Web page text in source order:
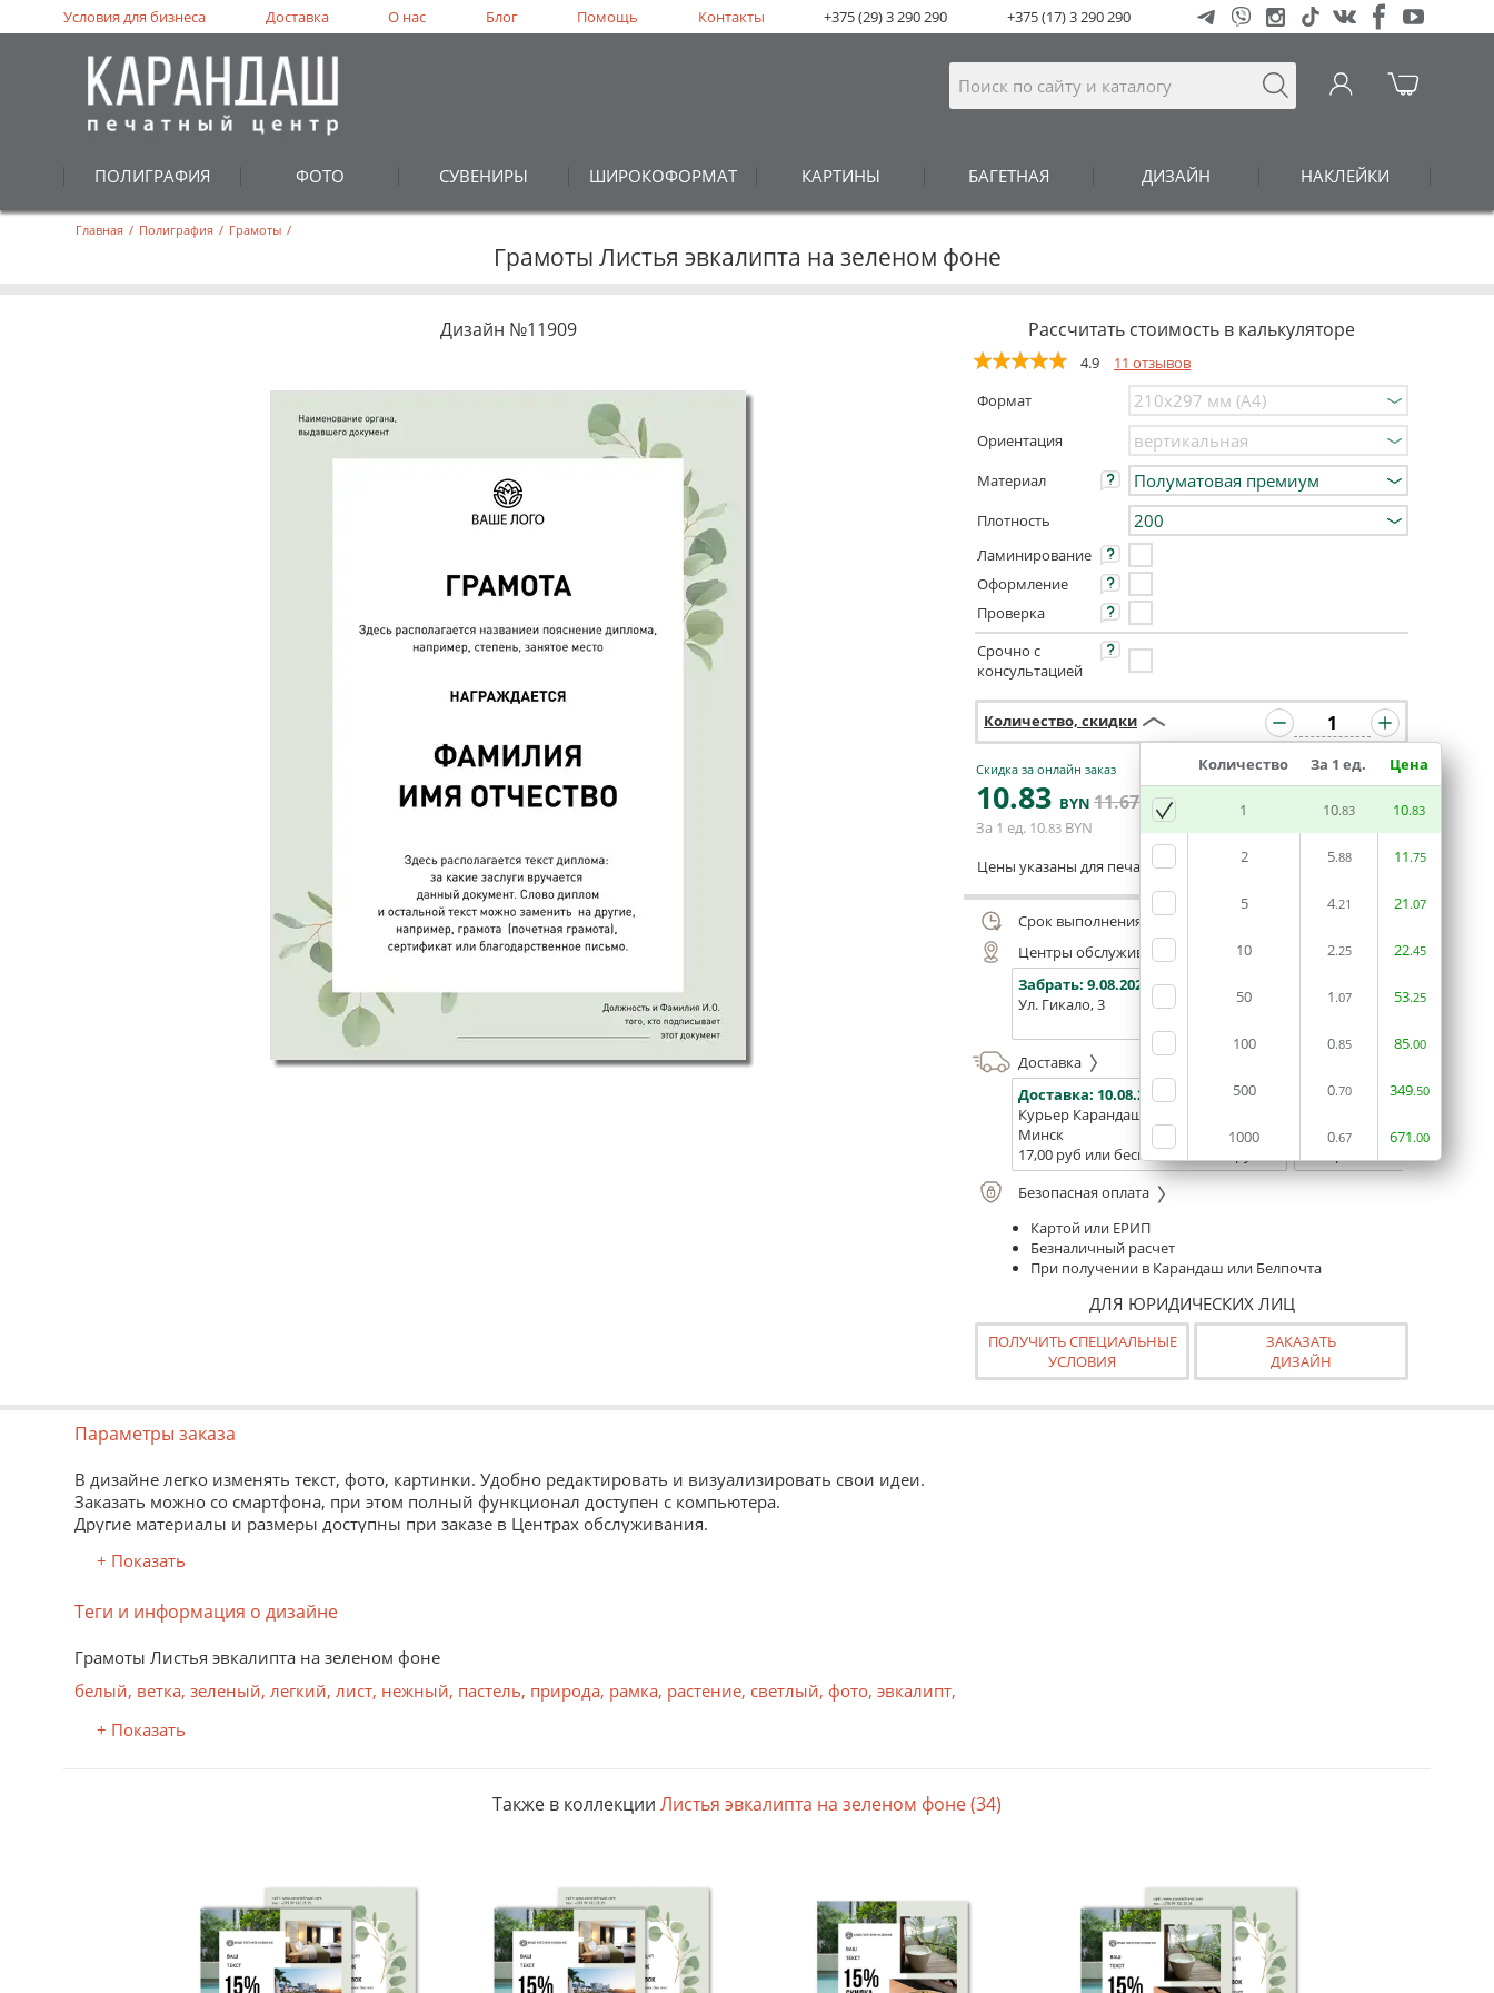
ПОЛИГРАФИЯ ФОТО СУВЕНИРЫ ШИРОКОФОРМАТ КАРТИНЫ БАГЕТНАЯ ДИЗАЙН НАКЛЕЙКИ
Условия для бизнеса Доставка О нас Блог Помощь Контакты +375 (29) 3 290 290 +375 (17) 3 290 290
Главная / Полиграфия / Грамоты /
Грамоты Листья эвкалипта на зеленом фоне
Дизайн №11909 Рассчитать стоимость в калькуляторе
4.9
11 отзывов
Формат
Ориентация
Материал
Плотность
Ламинирование
Оформление
Проверка
Срочно с
консультацией
Количество, скидки
Количество За 1 ед. Цена
1 10.83 10.83
2 5.88 11.75
5 4.21 21.07
10 2.25 22.45
50 1 .07 53.25
100 0.85 85.00
500 0.70 349.50
1000 0.67 671.00
Скидка за онлайн заказ
10.83 BYN 11.67
BYN
За 1 ед. 10.83 BYN
ЗАКАЗАТЬ В
РЕДАКТОРЕ
Цены указаны для печати из готового макета
Срок выполнения заказа (до 200 руб.):
Центры обслуживания, самовывоз
Забрать: 9.08.2026
Ул. Гикало, 3
Ул. Б. Хмельницкого, 7
Доставка
Доставка: 10.08.2026
Курьер Карандаш
Минск
17,00 руб или бесплатно от 400 руб.
Доставка:
12.08.2026 -
Минск и Беларусь
16,00р. или бесплатно от
Безопасная оплата
Картой или ЕРИП
Безналичный расчет
При получении в Карандаш или Белпочта
ДЛЯ ЮРИДИЧЕСКИХ ЛИЦ
ПОЛУЧИТЬ СПЕЦИАЛЬНЫЕ
УСЛОВИЯ
ЗАКАЗАТЬ
ДИЗАЙН
Параметры заказа
В дизайне легко изменять текст, фото, картинки. Удобно редактировать и визуализировать свои идеи.
Заказать можно со смартфона, при этом полный функционал доступен с компьютера.
Другие материалы и размеры доступны при заказе в Центрах обслуживания.
Материал
Бумага полуматовая премиум
Бумага мелованная (глянцевая) премиум
Отлично передает яркие, насыщенные цвета.
Бумага дизайнерская крафт
сертификатов и другой рекламно-информационной продукции. Для печати макетов без плотных заливок
Бумага дизайнерская бархатистая
Дизайнерская бумага Touche Cover (Тач Кавер) - приятная на ощупь, придает печатной продукции ощущение роскоши и эксклюзивности. Рекомендуется
односторонняя печать без плотных заливок. Цифровая лазерная печать.
+ Показать
Теги и информация о дизайне
Грамоты Листья эвкалипта на зеленом фоне
белый, ветка, зеленый, легкий, лист, нежный, пастель, природа, рамка, растение, светлый, фото, эвкалипт,
+ Показать
Также в коллекции Листья эвкалипта на зеленом фоне (34)